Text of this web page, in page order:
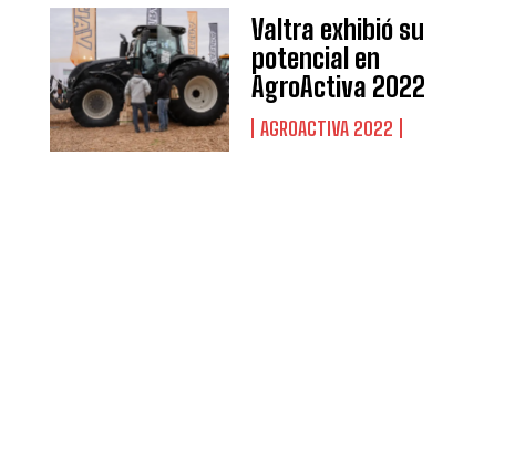
Valtra exhibió su
potencial en
AgroActiva 2022
AGROACTIVA 2022